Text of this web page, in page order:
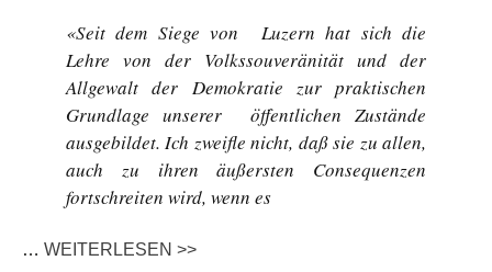
«Seit dem Siege von Luzern hat sich die
Lehre von der Volkssouveränität und der
Allgewalt der Demokratie zur praktischen
Grundlage unserer öffentlichen Zustände
ausgebildet. Ich zweifle nicht, daß sie zu allen,
auch zu ihren äußersten Consequenzen
fortschreiten wird, wenn es
… WEITERLESEN >>